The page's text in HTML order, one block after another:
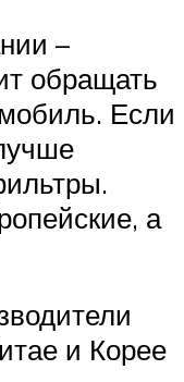
–
обращать
Если
а
и Корее